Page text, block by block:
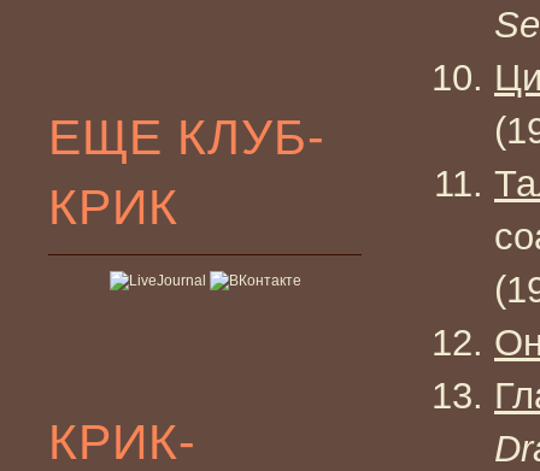
ЕЩЕ КЛУБ-
КРИК
КРИК-